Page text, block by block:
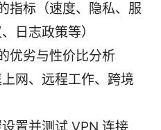
指标（速度、隐私、服
日志政策等）
优劣与性价比分析
网、远程工作、跨境